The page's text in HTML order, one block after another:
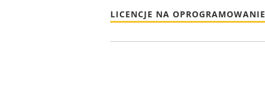
LICENCJE NA OPROGRAMOWANIE